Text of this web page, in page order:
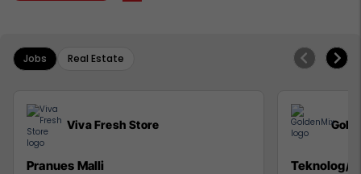
Jobs Real Estate
Viva Fresh Store
Pranues Malli
Teknolog/e